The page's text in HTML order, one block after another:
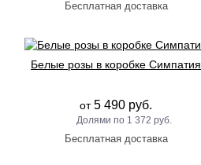
Белые розы в коробке Симпатия
от5 490 руб.
1 372 руб.